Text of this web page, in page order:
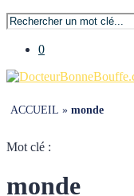
0
ACCUEIL » monde
Mot clé :
monde